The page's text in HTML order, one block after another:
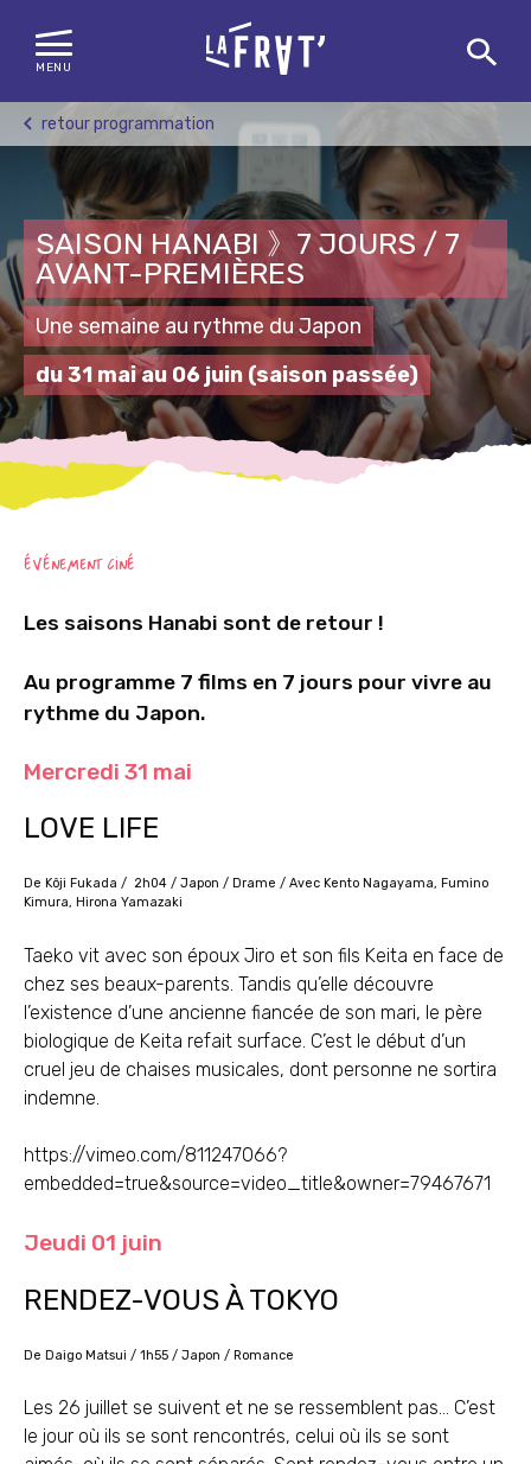
Skip
to
content
MENU
retour programmation
SAISON HANABI 》7 JOURS / 7
AVANT-PREMIÈRES
Une semaine au rythme du Japon
du 31 mai au 06 juin (saison passée)
ÉVÉNEMENT CINÉ
Les saisons Hanabi sont de retour !
Au programme 7 films en 7 jours pour vivre au
rythme du Japon.
Mercredi 31 mai
LOVE LIFE
De Kôji Fukada / 2h04 / Japon / Drame / Avec Kento Nagayama, Fumino
Kimura, Hirona Yamazaki
Taeko vit avec son époux Jiro et son fils Keita en face de
chez ses beaux-parents. Tandis qu’elle découvre
l’existence d’une ancienne fiancée de son mari, le père
biologique de Keita refait surface. C’est le début d’un
cruel jeu de chaises musicales, dont personne ne sortira
indemne.
https://vimeo.com/811247066?
embedded=true&source=video_title&owner=79467671
Jeudi 01 juin
RENDEZ-VOUS À TOKYO
De Daigo Matsui / 1h55 / Japon / Romance
Les 26 juillet se suivent et ne se ressemblent pas… C’est
le jour où ils se sont rencontrés, celui où ils se sont